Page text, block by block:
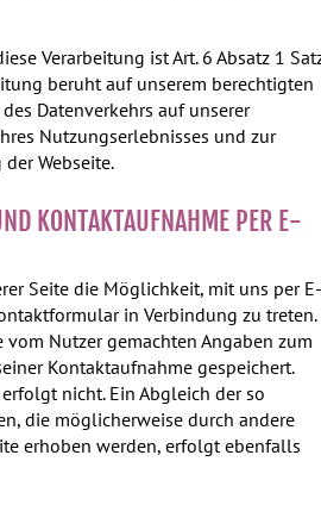
Verarbeitung ist Art. 6 Absatz 1
beruht auf unserem berechtigten
Datenverkehrs auf unserer
Nutzungserlebnisses und zur
Webseite.
KONTAKTAUFNAHME PER E-
Seite die Möglichkeit, mit uns per
in Verbindung zu treten.
Nutzer gemachten Angaben zum
Kontaktaufnahme gespeichert.
nicht. Ein Abgleich der so
die möglicherweise durch andere
erhoben werden, erfolgt ebenfalls